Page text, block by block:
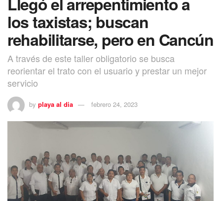
los taxistas; buscan
rehabilitarse, pero en Cancún
A través de este taller obligatorio se busca
reorientar el trato con el usuario y prestar un mejor
servicio
by playa al dia febrero 24, 2023